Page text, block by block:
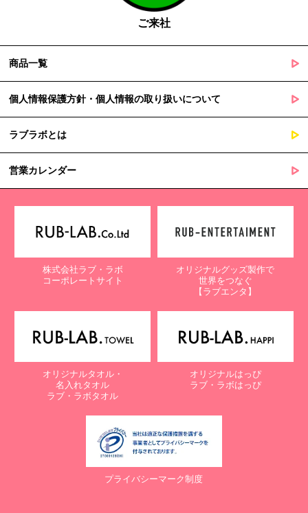
５. 個人情報の取扱業務の委託
場合があります。
その際、弊社は、個人情報を適切に保護できる管理体制を敷き実行
正等、利用停止等の請求
当社は、ご本人様からの求めに応じ、当社が保有するご本人の個人
情報の利用目的の通知、開示、訂正・追加・削除、利用停止・消去
または第三者提供の停止等のご請求を受けた場合は速やかに対応い
【個人情報保護に関するお問合せ先】
株式会社ラブ・ラボ
電話：087-847-2000
電子メール：info@rub-lab.com
【認定個人情報保護団体の名称及び、苦情の解決の申出先】
一般財団法人日本情報経済社会推進協会
〒106-0032 東京都港区六本木一丁目9番9号 六本木ファースト
ビル内
電話：03-5860-7565 / 0120-700-779
７. 個人情報の提供の任意性と提供されない場合に起こりうる影響
お客様がご自身の個人情報を弊社に提供されるか否かは、お客様の
ご判断によりますが、もしご提供されない場合には、適切なサービ
スが提供できない場合がありますので予めご了承ください。
ご来社
商品一覧
個人情報保護方針・個人情報の取り扱いについて
ラブラボとは
営業カレンダー
株式会社ラブ・ラボ
コーポレートサイト
オリジナルグッズ製作で
世界をつなぐ
【ラブエンタ】
オリジナルタオル・
名入れタオル
ラブ・ラボタオル
オリジナルはっぴ
ラブ・ラボはっぴ
プライバシーマーク制度